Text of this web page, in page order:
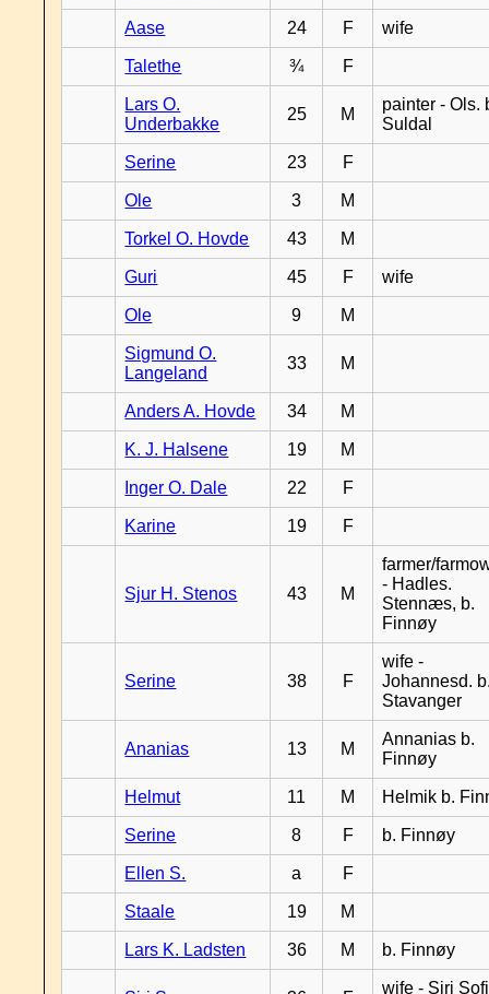
Aase 24 F wife
Talethe ¾ F
Lars O.
Underbakke
25 M
painter - Ols.
Suldal
Serine 23 F
Ole 3 M
Torkel O. Hovde 43 M
Guri 45 F wife
Ole 9 M
Sigmund O.
Langeland
33 M
Anders A. Hovde 34 M
K. J. Halsene 19 M
Inger O. Dale 22 F
Karine 19 F
Sjur H. Stenos 43 M
farmer/
- Hadles.
Stennæs, b.
Finnøy
Serine 38 F
wife -
Johannesd.
Stavanger
Ananias 13 M
Annanias b.
Finnøy
Helmut 11 M Helmik b.
Serine 8 F b. Finnøy
Ellen S. a F
Staale 19 M
Lars K. Ladsten 36 M b. Finnøy
wife - Siri